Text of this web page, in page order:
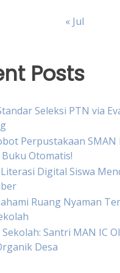
« Jul
Posts
Seleksi PTN via
Perpustakaan SMAN
Otomatis!
Digital Siswa
Ruang Nyaman
Santri MAN IC
Desa